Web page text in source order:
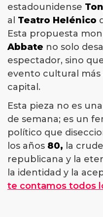
estadounidense
al Teatro Helénico
Esta propuesta
Abbate no solo
espectador, sino
evento cultural más
capital.
Esta pieza no es
de semana; es un
político que
los años 80, la
republicana y la
la identidad y la
te contamos todos